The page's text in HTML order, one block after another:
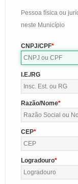
Pessoa física ou
neste Município
CNPJ/CPF
I.E./RG
Razão/Nome
CEP
Logradouro